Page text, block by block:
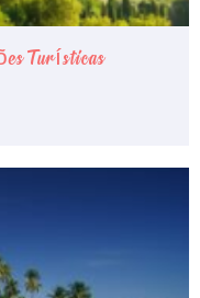
Turísticas